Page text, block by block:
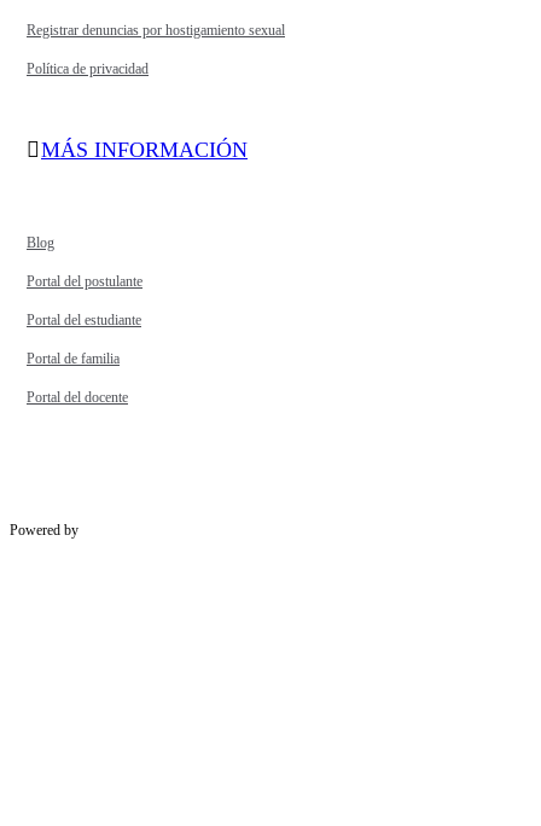
Registrar denuncias por hostigamiento sexual
Política de privacidad
MÁS INFORMACIÓN
Blog
Portal del postulante
Portal del estudiante
Portal de familia
Portal del docente
Powered by